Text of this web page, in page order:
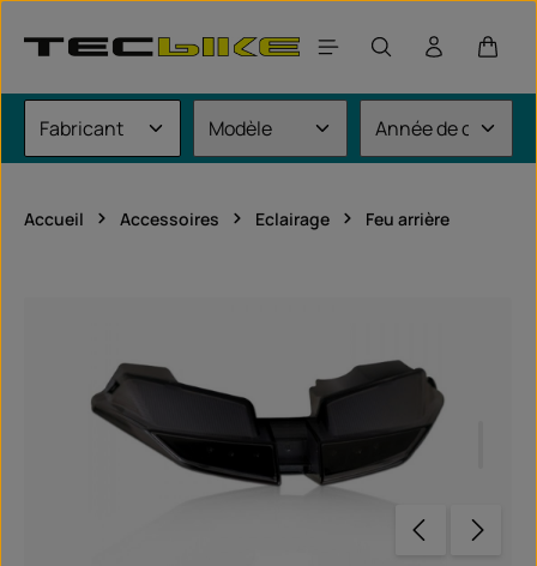
Le
Accueil Accessoires Eclairage Feu arrière